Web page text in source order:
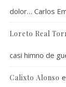
dolor… Carlos
Loreto Real
casi himno de
Calixto Alonso